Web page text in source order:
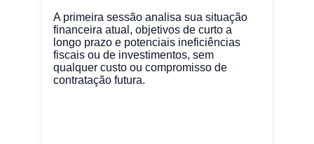
A primeira sessão analisa sua situação
financeira atual, objetivos de curto a
longo prazo e potenciais ineficiências
fiscais ou de investimentos, sem
qualquer custo ou compromisso de
contratação futura.